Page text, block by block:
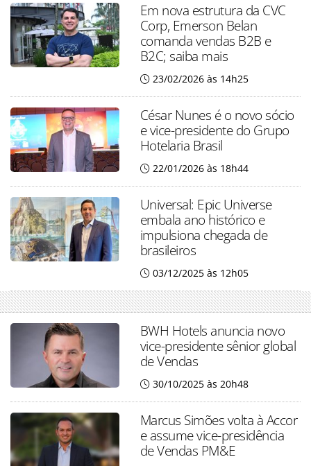
Em nova estrutura da CVC
Corp, Emerson Belan
comanda vendas B2B e
B2C; saiba mais
23/02/2026 às 14h25
César Nunes é o novo sócio
e vice-presidente do Grupo
Hotelaria Brasil
22/01/2026 às 18h44
Universal: Epic Universe
embala ano histórico e
impulsiona chegada de
brasileiros
03/12/2025 às 12h05
BWH Hotels anuncia novo
vice-presidente sênior global
de Vendas
30/10/2025 às 20h48
Marcus Simões volta à Accor
e assume vice-presidência
de Vendas PM&E